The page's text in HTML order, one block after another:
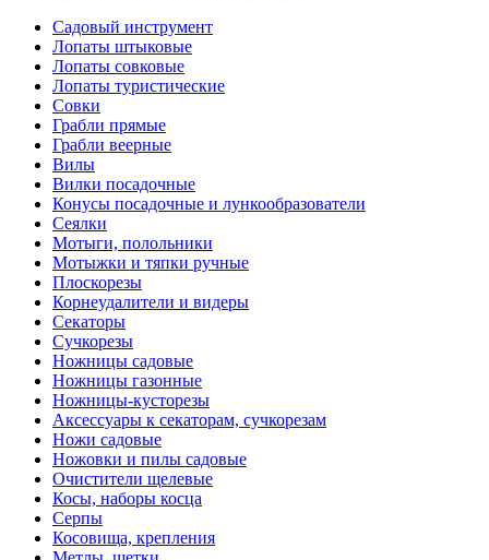
Садовый инструмент
Лопаты штыковые
Лопаты совковые
Лопаты туристические
Совки
Грабли прямые
Грабли веерные
Вилы
Вилки посадочные
Конусы посадочные и лункообразователи
Сеялки
Мотыги, полольники
Мотыжки и тяпки ручные
Плоскорезы
Корнеудалители и видеры
Секаторы
Сучкорезы
Ножницы садовые
Ножницы газонные
Ножницы-кусторезы
Аксессуары к секаторам, сучкорезам
Ножи садовые
Ножовки и пилы садовые
Очистители щелевые
Косы, наборы косца
Серпы
Косовища, крепления